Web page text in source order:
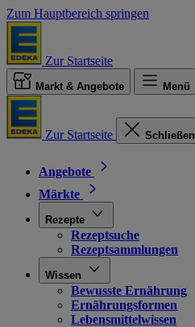
Zum Hauptbereich springen
Zur Startseite
Markt & Angebote Menü
Zur Startseite Schließen
Angebote
Märkte
Rezepte
Rezeptsuche
Rezeptsammlungen
Wissen
Bewusste Ernährung
Ernährungsformen
Lebensmittelwissen